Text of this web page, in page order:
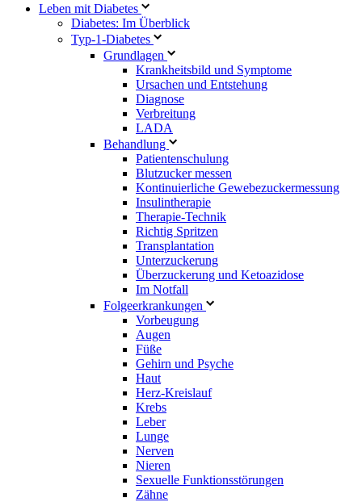
Leben mit Diabetes
Diabetes: Im Überblick
Typ-1-Diabetes
Grundlagen
Krankheitsbild und Symptome
Ursachen und Entstehung
Diagnose
Verbreitung
LADA
Behandlung
Patientenschulung
Blutzucker messen
Kontinuierliche Gewebezuckermessung
Insulintherapie
Therapie-Technik
Richtig Spritzen
Transplantation
Unterzuckerung
Überzuckerung und Ketoazidose
Im Notfall
Folgeerkrankungen
Vorbeugung
Augen
Füße
Gehirn und Psyche
Haut
Herz-Kreislauf
Krebs
Leber
Lunge
Nerven
Nieren
Sexuelle Funktionsstörungen
Zähne